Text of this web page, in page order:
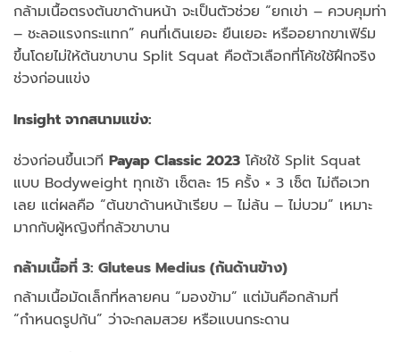
กล้ามเนื้อตรงต้นขาด้านหน้า จะเป็นตัวช่วย “ยกเข่า – ควบคุมท่า
– ชะลอแรงกระแทก” คนที่เดินเยอะ ยืนเยอะ หรืออยากขาเฟิร์ม
ขึ้นโดยไม่ให้ต้นขาบาน Split Squat คือตัวเลือกที่โค้ชใช้ฝึกจริง
ช่วงก่อนแข่ง
Insight จากสนามแข่ง:
ช่วงก่อนขึ้นเวที Payap Classic 2023 โค้ชใช้ Split Squat
แบบ Bodyweight ทุกเช้า เซ็ตละ 15 ครั้ง × 3 เซ็ต ไม่ถือเวท
เลย แต่ผลคือ “ต้นขาด้านหน้าเรียบ – ไม่ล้น – ไม่บวม” เหมาะ
มากกับผู้หญิงที่กลัวขาบาน
กล้ามเนื้อที่ 3: Gluteus Medius (ก้นด้านข้าง)
กล้ามเนื้อมัดเล็กที่หลายคน “มองข้าม” แต่มันคือกล้ามที่
“กำหนดรูปก้น” ว่าจะกลมสวย หรือแบนกระดาน